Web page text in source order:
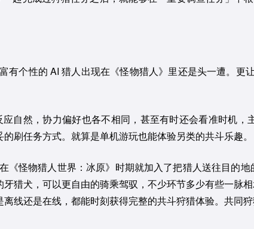
有个性的 AI 猎人出现在《怪物猎人》里还是头一遭。
自然，协力偏好也各不相同，甚至有时还会看准时机
刷任务方式。就算是单机游玩也能体验另类的共斗乐趣。
怪物猎人世界：冰原》时期就加入了把猎人送往目的
猎犬，可以更自由的骑乘驾驭，不少环节多少有些一脉
线还是在线，都能时刻获得完整的共斗狩猎体验。共同